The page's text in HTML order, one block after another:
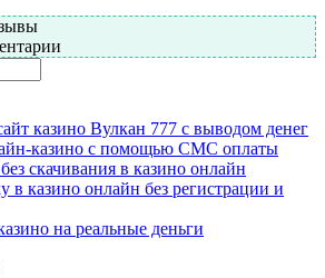
казино Вулкан 777 с выводом денег
казино с помощью СМС оплаты
скачивания в казино онлайн
в казино онлайн без регистрации и
на реальные деньги